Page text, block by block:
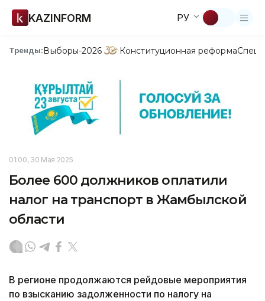
KAZINFORM РУ
Тренды:Выборы-2026 Конституционная реформа
01:00, 30 Мая 2025
Более 600 должников оплатили
налог на транспорт в Жамбылской
области
В регионе продолжаются рейдовые мероприятия
по взысканию задолженности по налогу на